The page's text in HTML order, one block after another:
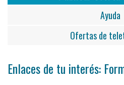
Ayuda
Ofertas de
Enlaces de tu interés: